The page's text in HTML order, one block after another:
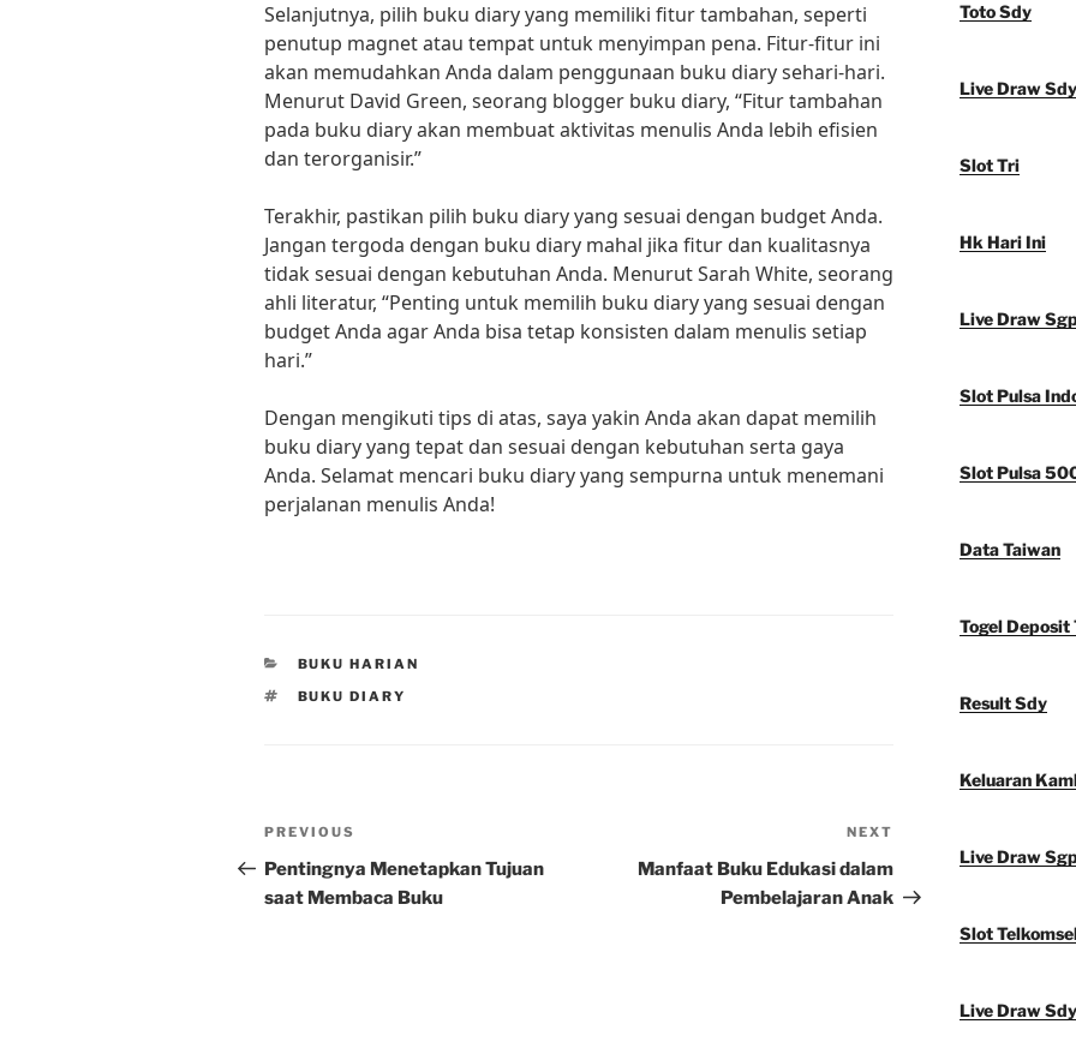
Selanjutnya, pilih buku diary yang memiliki fitur tambahan, seperti
penutup magnet atau tempat untuk menyimpan pena. Fitur-fitur ini
akan memudahkan Anda dalam penggunaan buku diary sehari-hari.
Menurut David Green, seorang blogger buku diary, “Fitur tambahan
pada buku diary akan membuat aktivitas menulis Anda lebih efisien
dan terorganisir.”
Terakhir, pastikan pilih buku diary yang sesuai dengan budget Anda.
Jangan tergoda dengan buku diary mahal jika fitur dan kualitasnya
tidak sesuai dengan kebutuhan Anda. Menurut Sarah White, seorang
ahli literatur, “Penting untuk memilih buku diary yang sesuai dengan
budget Anda agar Anda bisa tetap konsisten dalam menulis setiap
hari.”
Dengan mengikuti tips di atas, saya yakin Anda akan dapat memilih
buku diary yang tepat dan sesuai dengan kebutuhan serta gaya
Anda. Selamat mencari buku diary yang sempurna untuk menemani
perjalanan menulis Anda!
CATEGORIES
BUKU HARIAN
TAGS
BUKU DIARY
Post
navigation
Previous
Post
PREVIOUS
Pentingnya Menetapkan Tujuan
saat Membaca Buku
Post
NEXT
Manfaat Buku Edukasi dalam
Pembelajaran Anak
Toto Sdy
Live Draw Sdy
Slot Tri
Hk Hari Ini
Live Draw
Slot Pulsa
Slot Pulsa
Data Taiwan
Togel Deposit
Result Sdy
Keluaran
Live Draw
Slot
Live Draw Sdy